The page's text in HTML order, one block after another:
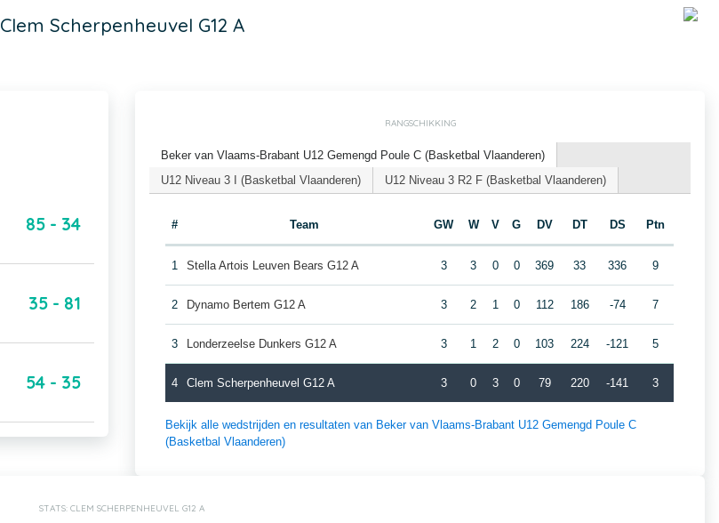
Clem Scherpenheuvel G12 A
85 - 34
35 - 81
54 - 35
RANGSCHIKKING
Beker van Vlaams-Brabant U12 Gemengd Poule C (Basketbal Vlaanderen)
U12 Niveau 3 I (Basketbal Vlaanderen)
U12 Niveau 3 R2 F (Basketbal Vlaanderen)
# Team GW W V G DV DT DS Ptn
1 Stella Artois Leuven Bears G12 A 3 3 0 0 369 33 336 9
2 Dynamo Bertem G12 A 3 2 1 0 112 186 -74 7
3 Londerzeelse Dunkers G12 A 3 1 2 0 103 224 -121 5
4 Clem Scherpenheuvel G12 A 3 0 3 0 79 220 -141 3
Bekijk alle wedstrijden en resultaten van Beker van Vlaams-Brabant U12 Gemengd Poule C
(Basketbal Vlaanderen)
STATS: CLEM SCHERPENHEUVEL G12 A